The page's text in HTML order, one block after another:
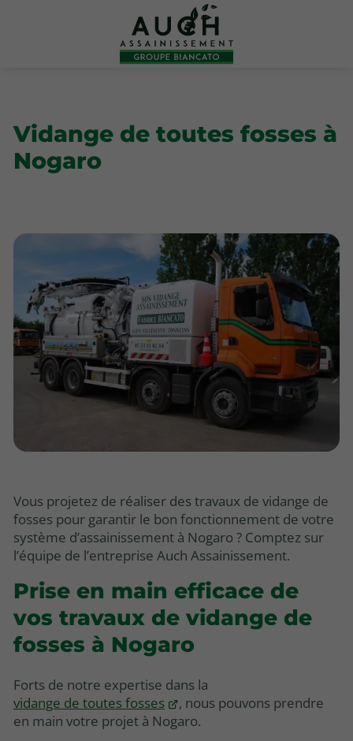
Vidange de toutes fosses à
Nogaro
Vous projetez de réaliser des travaux de vidange de
fosses pour garantir le bon fonctionnement de votre
système d’assainissement à Nogaro ? Comptez sur
l’équipe de l’entreprise Auch Assainissement.
Prise en main efficace de
vos travaux de vidange de
fosses à Nogaro
Forts de notre expertise dans la
vidange de toutes fosses
, nous pouvons prendre
en main votre projet à Nogaro.